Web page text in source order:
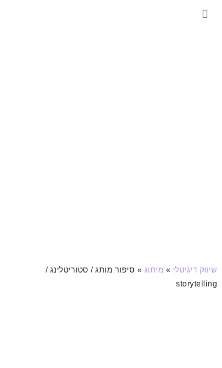
שיווק דיגיטלי » מיתוג » סיפור מותג / סטוריטלינג /
storytelling